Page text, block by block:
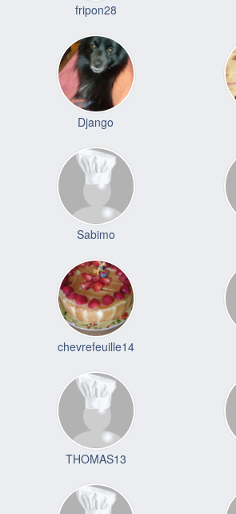
fripon28
Django
Sabimo
chevrefeuille14
THOMAS13